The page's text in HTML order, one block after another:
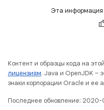
Эта информация
Контент и образцы кода на
лицензиям. Java и OpenJDK –
знаки корпорации Oracle и ее
Последнее обновление: 2020-